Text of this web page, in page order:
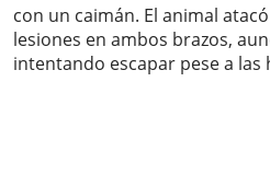
con un caimán. El animal
lesiones en ambos brazos,
intentando escapar pese a las